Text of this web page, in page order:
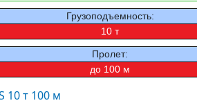
Грузоподъемность:
10 т
Пролет:
до 100 м